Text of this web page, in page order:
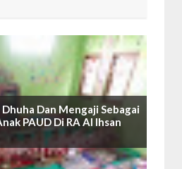
Dan Mengaji Sebagai
PAUD Di RA Al Ihsan